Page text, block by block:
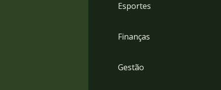
Esportes
Finanças
Gestão